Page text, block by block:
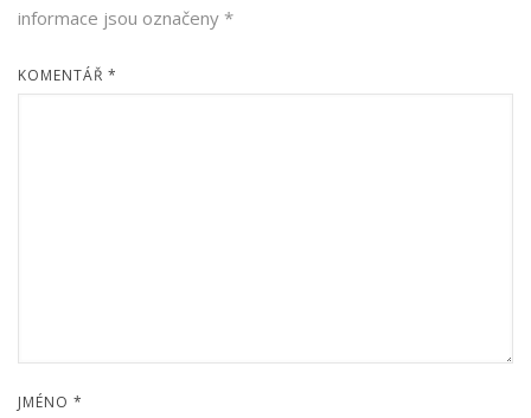
informace jsou označeny *
KOMENTÁŘ *
JMÉNO *